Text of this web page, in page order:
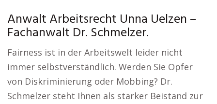
Anwalt Arbeitsrecht Unna Uelzen –
Fachanwalt Dr. Schmelzer.
Fairness ist in der Arbeitswelt leider nicht
immer selbstverständlich. Werden Sie Opfer
von Diskriminierung oder Mobbing? Dr.
Schmelzer steht Ihnen als starker Beistand zur